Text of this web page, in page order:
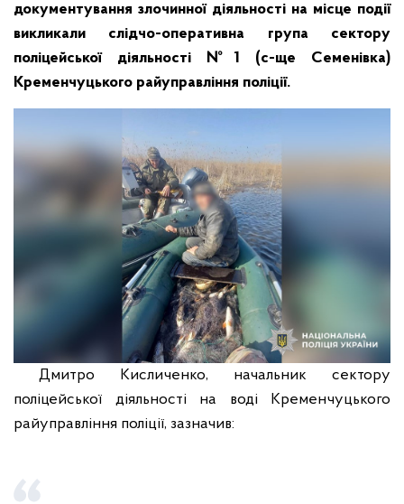
документування злочинної діяльності на місце події
викликали слідчо-оперативна група сектору
поліцейської діяльності №1 (с-ще Семенівка)
Кременчуцького райуправління поліції.
Дмитро Кисличенко, начальник сектору
поліцейської діяльності на воді Кременчуцького
райуправління поліції, зазначив: